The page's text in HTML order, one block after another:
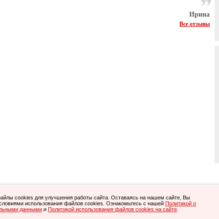
Ирина
Все отзывы
cookies для улучшения работы сайта. Оставаясь на нашем сайте, Вы
использования файлов cookies. Ознакомьтесь с нашей Политикой о
данными и Политикой использования файлов cookies на сайте
права защищены.
С условиями возврата приобретенного ПО Вы можете ознакомитьсяздесь.
, тел. 8-800-505-05-40, (495)845-20-40, (812)615-81-20.